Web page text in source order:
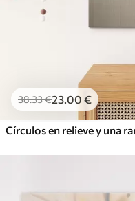
38.33€23.00 €